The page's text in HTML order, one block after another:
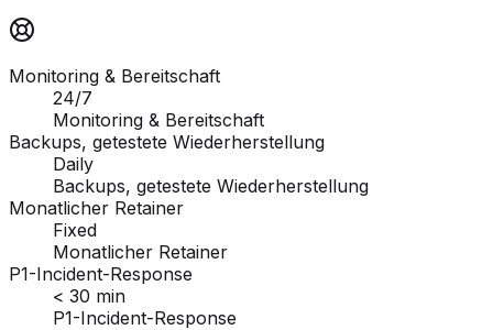
Monitoring & Bereitschaft
24/7
Monitoring & Bereitschaft
Backups, getestete Wiederherstellung
Daily
Backups, getestete Wiederherstellung
Monatlicher Retainer
Fixed
Monatlicher Retainer
P1-Incident-Response
< 30 min
P1-Incident-Response